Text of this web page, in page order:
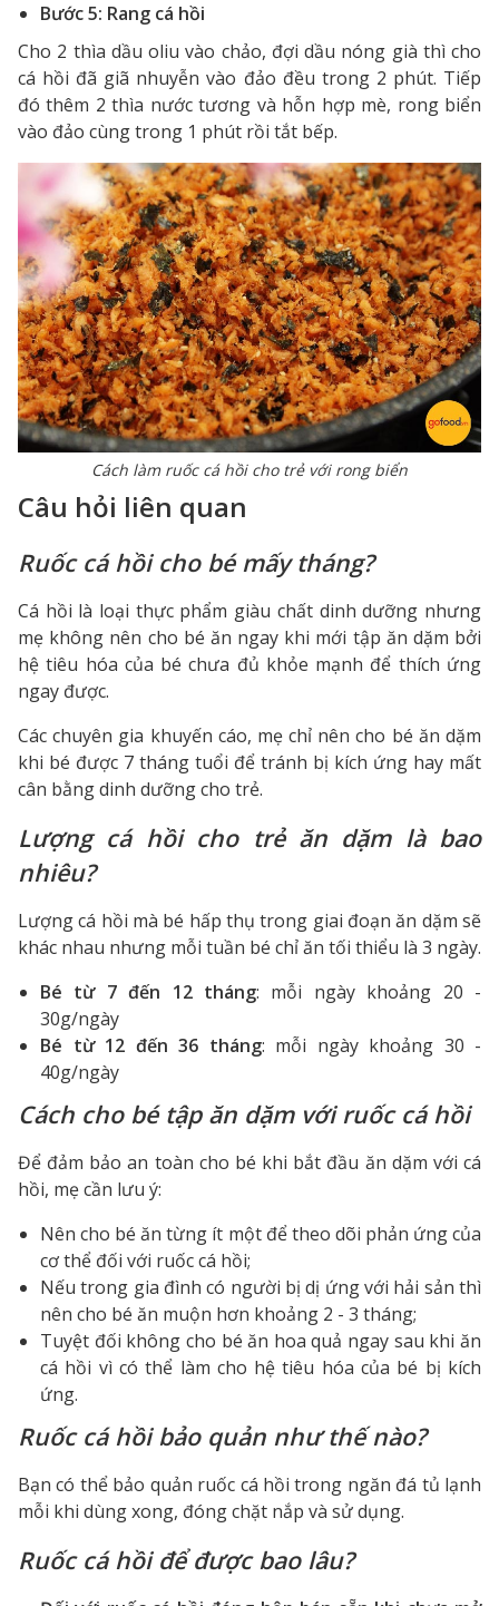
Bước 5: Rang cá hồi
Cho 2 thìa dầu oliu vào chảo, đợi dầu nóng già thì cho
cá hồi đã giã nhuyễn vào đảo đều trong 2 phút. Tiếp
đó thêm 2 thìa nước tương và hỗn hợp mè, rong biển
vào đảo cùng trong 1 phút rồi tắt bếp.
Cách làm ruốc cá hồi cho trẻ với rong biển
Câu hỏi liên quan
Ruốc cá hồi cho bé mấy tháng?
Cá hồi là loại thực phẩm giàu chất dinh dưỡng nhưng
mẹ không nên cho bé ăn ngay khi mới tập ăn dặm bởi
hệ tiêu hóa của bé chưa đủ khỏe mạnh để thích ứng
ngay được.
Các chuyên gia khuyến cáo, mẹ chỉ nên cho bé ăn dặm
khi bé được 7 tháng tuổi để tránh bị kích ứng hay mất
cân bằng dinh dưỡng cho trẻ.
Lượng cá hồi cho trẻ ăn dặm là bao
nhiêu?
Lượng cá hồi mà bé hấp thụ trong giai đoạn ăn dặm sẽ
khác nhau nhưng mỗi tuần bé chỉ ăn tối thiểu là 3 ngày.
Bé từ 7 đến 12 tháng: mỗi ngày khoảng 20 -
30g/ngày
Bé từ 12 đến 36 tháng: mỗi ngày khoảng 30 -
40g/ngày
Cách cho bé tập ăn dặm với ruốc cá hồi
Để đảm bảo an toàn cho bé khi bắt đầu ăn dặm với cá
hồi, mẹ cần lưu ý:
Nên cho bé ăn từng ít một để theo dõi phản ứng của
cơ thể đối với ruốc cá hồi;
Nếu trong gia đình có người bị dị ứng với hải sản thì
nên cho bé ăn muộn hơn khoảng 2 - 3 tháng;
Tuyệt đối không cho bé ăn hoa quả ngay sau khi ăn
cá hồi vì có thể làm cho hệ tiêu hóa của bé bị kích
ứng.
Ruốc cá hồi bảo quản như thế nào?
Bạn có thể bảo quản ruốc cá hồi trong ngăn đá tủ lạnh
mỗi khi dùng xong, đóng chặt nắp và sử dụng.
Ruốc cá hồi để được bao lâu?